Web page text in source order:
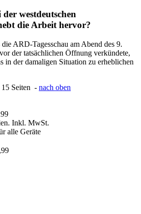
westdeutschen
die Arbeit hervor?
ARD-Tagesschau am Abend des 9.
der tatsächlichen Öffnung verkündete,
in der damaligen Situation zu erheblichen
15 Seiten - nach oben
Inkl. MwSt.
alle Geräte